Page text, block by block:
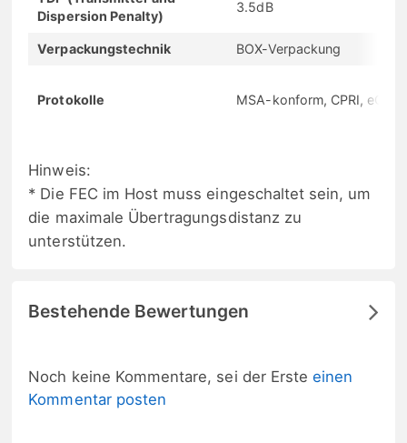
Dispersion Penalty)
3.5dB
Verpackungstechnik BOX-Verpackung
Protokolle MSA-konform, CPRI, eCPRI
Hinweis:
* Die FEC im Host muss eingeschaltet sein, um
die maximale Übertragungsdistanz zu
unterstützen.
Bestehende Bewertungen
Noch keine Kommentare, sei der Ersteeinen
Kommentar posten